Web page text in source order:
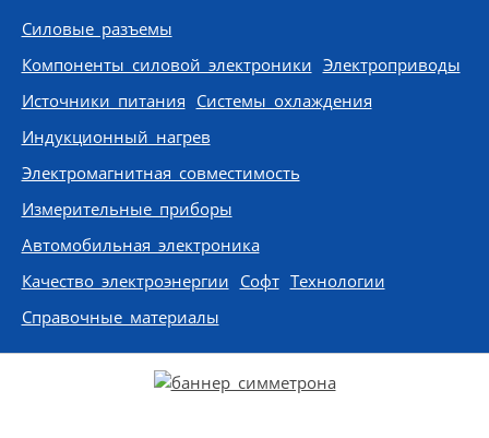
Skip to content
Силовые разъемы
Компоненты силовой электроники Электроприводы
Источники питания Системы охлаждения
Индукционный нагрев
Электромагнитная совместимость
Измерительные приборы
Автомобильная электроника
Качество электроэнергии Софт Технологии
Справочные материалы